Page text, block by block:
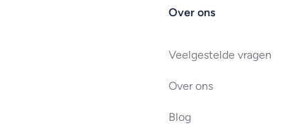
Over ons
Veelgestelde vragen
Over ons
Blog